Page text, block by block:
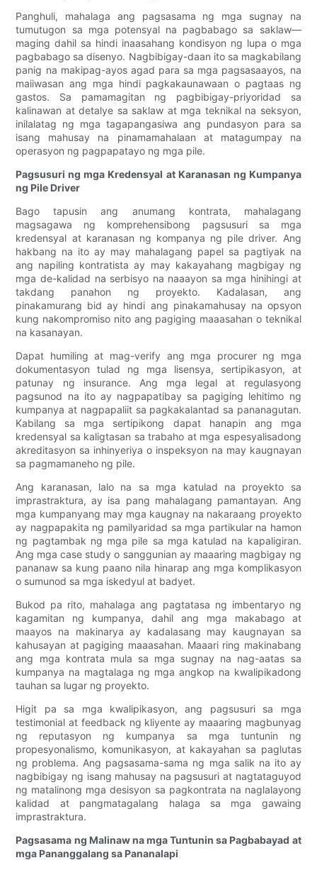
Panghuli, mahalaga ang pagsasama ng mga sugnay na
tumutugon sa mga potensyal na pagbabago sa saklaw—
maging dahil sa hindi inaasahang kondisyon ng lupa o mga
pagbabago sa disenyo. Nagbibigay-daan ito sa magkabilang
panig na makipag-ayos agad para sa mga pagsasaayos, na
maiiwasan ang mga hindi pagkakaunawaan o pagtaas ng
gastos. Sa pamamagitan ng pagbibigay-priyoridad sa
kalinawan at detalye sa saklaw at mga teknikal na seksyon,
inilalatag ng mga tagapangasiwa ang pundasyon para sa
isang mahusay na pinamamahalaan at matagumpay na
operasyon ng pagpapatayo ng mga pile.
Pagsusuri ng mga Kredensyal at Karanasan ng Kumpanya
ng Pile Driver
Bago tapusin ang anumang kontrata, mahalagang
magsagawa ng komprehensibong pagsusuri sa mga
kredensyal at karanasan ng kompanya ng pile driver. Ang
hakbang na ito ay may mahalagang papel sa pagtiyak na
ang napiling kontratista ay may kakayahang magbigay ng
mga de-kalidad na serbisyo na naaayon sa mga hinihingi at
takdang panahon ng proyekto. Kadalasan, ang
pinakamurang bid ay hindi ang pinakamahusay na opsyon
kung nakompromiso nito ang pagiging maaasahan o teknikal
na kasanayan.
Dapat humiling at mag-verify ang mga procurer ng mga
dokumentasyon tulad ng mga lisensya, sertipikasyon, at
patunay ng insurance. Ang mga legal at regulasyong
pagsunod na ito ay nagpapatibay sa pagiging lehitimo ng
kumpanya at nagpapaliit sa pagkakalantad sa pananagutan.
Kabilang sa mga sertipikong dapat hanapin ang mga
kredensyal sa kaligtasan sa trabaho at mga espesyalisadong
akreditasyon sa inhinyeriya o inspeksyon na may kaugnayan
sa pagmamaneho ng pile.
Ang karanasan, lalo na sa mga katulad na proyekto sa
imprastraktura, ay isa pang mahalagang pamantayan. Ang
mga kumpanyang may mga kaugnay na nakaraang proyekto
ay nagpapakita ng pamilyaridad sa mga partikular na hamon
ng pagtambak ng mga pile sa mga katulad na kapaligiran.
Ang mga case study o sanggunian ay maaaring magbigay ng
pananaw sa kung paano nila hinarap ang mga komplikasyon
o sumunod sa mga iskedyul at badyet.
Bukod pa rito, mahalaga ang pagtatasa ng imbentaryo ng
kagamitan ng kumpanya, dahil ang mga makabago at
maayos na makinarya ay kadalasang may kaugnayan sa
kahusayan at pagiging maaasahan. Maaari ring makinabang
ang mga kontrata mula sa mga sugnay na nag-aatas sa
kumpanya na magtalaga ng mga angkop na kwalipikadong
tauhan sa lugar ng proyekto.
Higit pa sa mga kwalipikasyon, ang pagsusuri sa mga
testimonial at feedback ng kliyente ay maaaring magbunyag
ng reputasyon ng kumpanya sa mga tuntunin ng
propesyonalismo, komunikasyon, at kakayahan sa paglutas
ng problema. Ang pagsasama-sama ng mga salik na ito ay
nagbibigay ng isang mahusay na pagsusuri at nagtataguyod
ng matalinong mga desisyon sa pagkontrata na naglalayong
kalidad at pangmatagalang halaga sa mga gawaing
imprastraktura.
Pagsasama ng Malinaw na mga Tuntunin sa Pagbabayad at
mga Pananggalang sa Pananalapi